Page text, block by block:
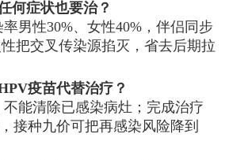
何症状也要治？
男性30%、女性40%，伴侣同步
把交叉传染源掐灭，省去后期拉
疫苗代替治疗？
能清除已感染病灶；完成治疗
接种九价可把再感染风险降到